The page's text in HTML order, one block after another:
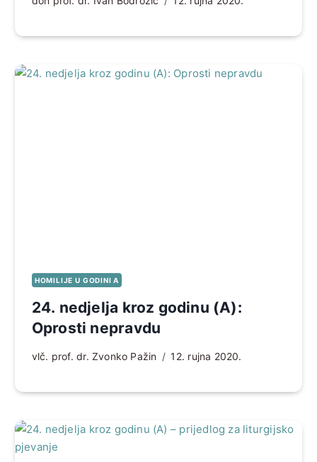
HOMILIJE U GODINI A
24. nedjelja kroz godinu (A):
Oprosti nepravdu
vlč. prof. dr. Zvonko Pažin 12. rujna 2020.